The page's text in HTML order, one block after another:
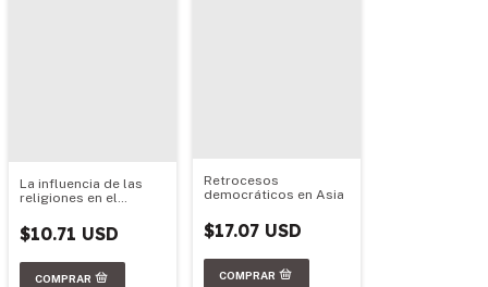
La influencia de las
religiones en el
Argentina
$10.71 USD
Retrocesos
democráticos en Asia
$17.07 USD